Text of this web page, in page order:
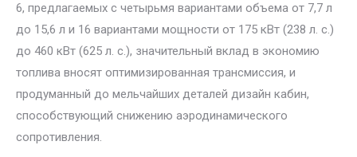
6, предлагаемых с четырьмя вариантами объема от 7,7 л
до 15,6 л и 16 вариантами мощности от 175 кВт (238 л. с.)
до 460 кВт (625 л. с.), значительный вклад в экономию
топлива вносят оптимизированная трансмиссия, и
продуманный до мельчайших деталей дизайн кабин,
способствующий снижению аэродинамического
сопротивления.